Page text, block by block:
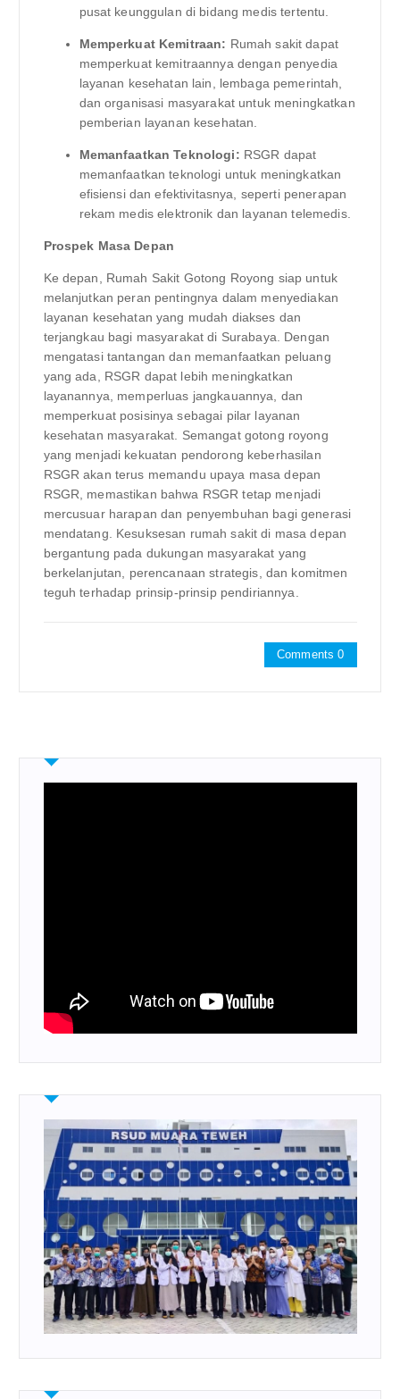
pusat keunggulan di bidang medis tertentu.
Memperkuat Kemitraan: Rumah sakit dapat
memperkuat kemitraannya dengan penyedia
layanan kesehatan lain, lembaga pemerintah,
dan organisasi masyarakat untuk meningkatkan
pemberian layanan kesehatan.
Memanfaatkan Teknologi: RSGR dapat
memanfaatkan teknologi untuk meningkatkan
efisiensi dan efektivitasnya, seperti penerapan
rekam medis elektronik dan layanan telemedis.
Prospek Masa Depan
Ke depan, Rumah Sakit Gotong Royong siap untuk
melanjutkan peran pentingnya dalam menyediakan
layanan kesehatan yang mudah diakses dan
terjangkau bagi masyarakat di Surabaya. Dengan
mengatasi tantangan dan memanfaatkan peluang
yang ada, RSGR dapat lebih meningkatkan
layanannya, memperluas jangkauannya, dan
memperkuat posisinya sebagai pilar layanan
kesehatan masyarakat. Semangat gotong royong
yang menjadi kekuatan pendorong keberhasilan
RSGR akan terus memandu upaya masa depan
RSGR, memastikan bahwa RSGR tetap menjadi
mercusuar harapan dan penyembuhan bagi generasi
mendatang. Kesuksesan rumah sakit di masa depan
bergantung pada dukungan masyarakat yang
berkelanjutan, perencanaan strategis, dan komitmen
teguh terhadap prinsip-prinsip pendiriannya.
Comments 0